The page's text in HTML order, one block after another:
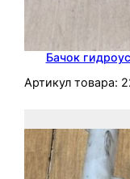
Бачок
Артикул товара: